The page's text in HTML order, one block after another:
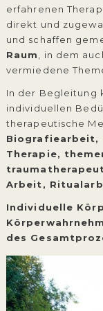
erfahrenen
direkt und
und schaffen
Raum
, in dem
vermiedene
In der Begleitung
individuellen
therapeutische
Biografiearbeit,
Therapie,
Arbeit,
Individuelle
des